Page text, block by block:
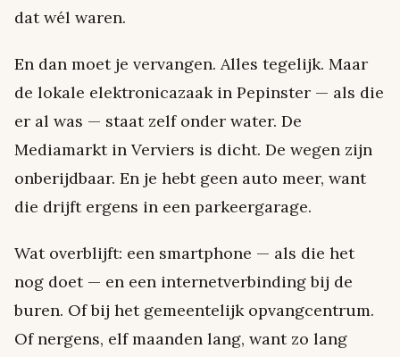
dat wél waren.
En dan moet je vervangen. Alles tegelijk. Maar
de lokale elektronicazaak in Pepinster — als die
er al was — staat zelf onder water. De
Mediamarkt in Verviers is dicht. De wegen zijn
onberijdbaar. En je hebt geen auto meer, want
die drijft ergens in een parkeergarage.
Wat overblijft: een smartphone — als die het
nog doet — en een internetverbinding bij de
buren. Of bij het gemeentelijk opvangcentrum.
Of nergens, elf maanden lang, want zo lang